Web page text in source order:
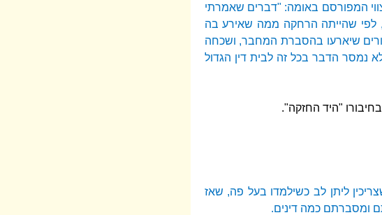
המפורסם באומה: "דברים שאמרתי
לפי שהייתה הרחקה ממה שאירע בה
שיארעו בהסברת המחבר, ושכחה
נמסר הדבר בכל זה לבית דין הגדול
"היד החזקה".
ליתן לב כשילמדו בעל פה, שאז
ומסברתם כמה דינים.